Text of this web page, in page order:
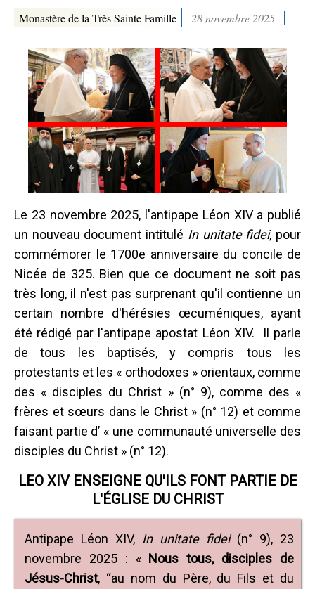
Monastère de la Très Sainte Famille 28 novembre 2025
Le 23 novembre 2025, l'antipape Léon XIV a publié
un nouveau document intitulé In unitate fidei, pour
commémorer le 1700e anniversaire du concile de
Nicée de 325. Bien que ce document ne soit pas
très long, il n'est pas surprenant qu'il contienne un
certain nombre d'hérésies œcuméniques, ayant
été rédigé par l'antipape apostat Léon XIV. Il parle
de tous les baptisés, y compris tous les
protestants et les « orthodoxes » orientaux, comme
des « disciples du Christ » (n° 9), comme des «
frères et sœurs dans le Christ » (n° 12) et comme
faisant partie d’ « une communauté universelle des
disciples du Christ » (n° 12).
LEO XIV ENSEIGNE QU'ILS FONT PARTIE DE
L'ÉGLISE DU CHRIST
Antipape Léon XIV, In unitate fidei(n° 9), 23
novembre 2025 : « Nous tous, disciples de
Jésus-Christ, “au nom du Père, du Fils et du